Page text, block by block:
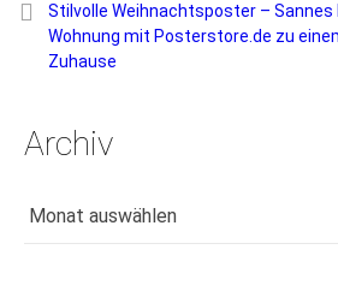
Stilvolle Weihnachtsposter – Sannes
Wohnung mit Posterstore.de zu
Zuhause
Archiv